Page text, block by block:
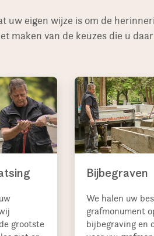
uw eigen wijze is om de
maken van de keuzes die u
grootste
Bijbegraven
We halen uw
grafmonument
bijbegraving en